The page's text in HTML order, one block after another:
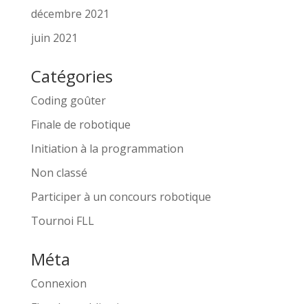
décembre 2021
juin 2021
Catégories
Coding goûter
Finale de robotique
Initiation à la programmation
Non classé
Participer à un concours robotique
Tournoi FLL
Méta
Connexion